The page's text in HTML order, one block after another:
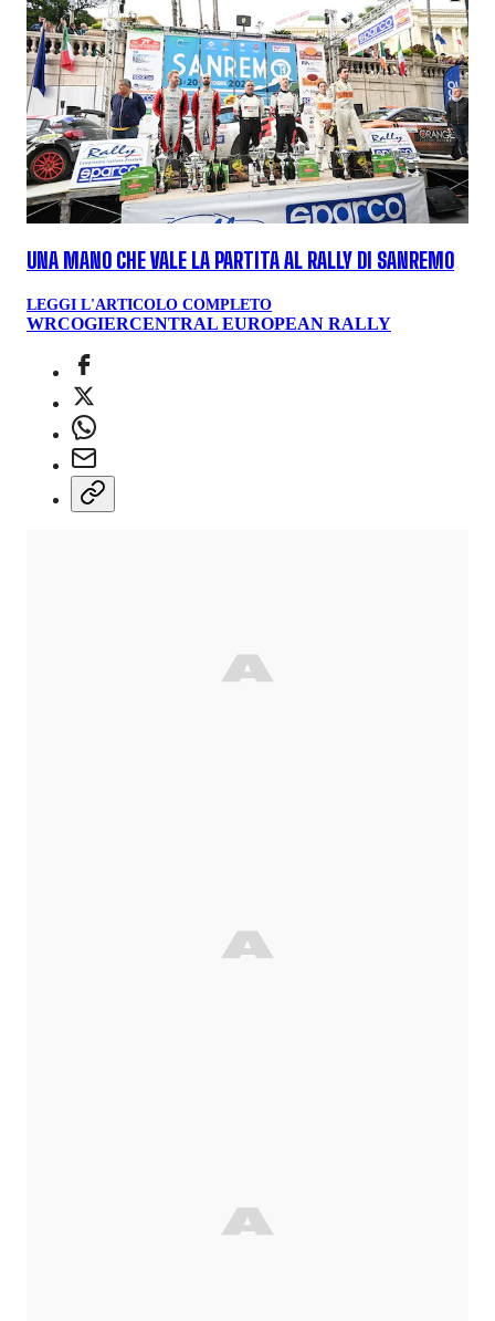
UNA MANO CHE VALE LA PARTITA AL RALLY DI SANREMO
LEGGI L'ARTICOLO COMPLETO
WRCOGIERCENTRAL EUROPEAN RALLY